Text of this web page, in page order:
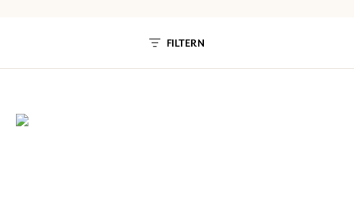
FILTERN